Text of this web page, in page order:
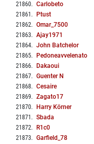
21860. Carlobeto
21861 . Ptust
21862. Omar_7500
21863. Ajay1971
21864. John Batchelor
21865. Pedoneavvelenato
21866. Dakaoui
21867. Guenter N
21868. Cesaire
21869. Zagato17
21870. Harry Körner
21871 . Sbada
21872. R1c0
21873. Garfield_78